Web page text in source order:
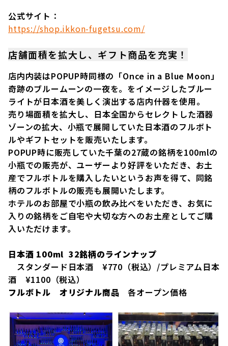
公式サイト：
https://shop.ikkon-fugetsu.com/
店舗面積を拡大し、ギフト商品を充実！
店内内装はPOPUP時同様の「Once in a Blue Moon」
奇跡のブルームーンの一夜を。をイメージしたブルー
ライトが日本酒を美しく演出する店内什器を使用。
売り場面積を拡大し、日本全国からセレクトした酒器
ゾーンの拡大、小瓶で展開していた日本酒のフルボト
ルやギフトセットを販売いたします。
POPUP時に販売していた千葉の27蔵の銘柄を100mlの
小瓶での販売が、ユーザーより好評をいただき、お土
産でフルボトルを購入したいというお声を得て、同銘
柄のフルボトルの販売も展開いたします。
ホテルのお部屋で小瓶の飲み比べをいただき、お気に
入りの銘柄をご自宅や大切な方へのお土産としてご購
入いただけます。
日本酒 100ml 32銘柄のラインナップ
スタンダード日本酒 ¥770（税込）/プレミアム日本
酒 ¥1100（税込）
フルボトル オリジナル商品 各オープン価格